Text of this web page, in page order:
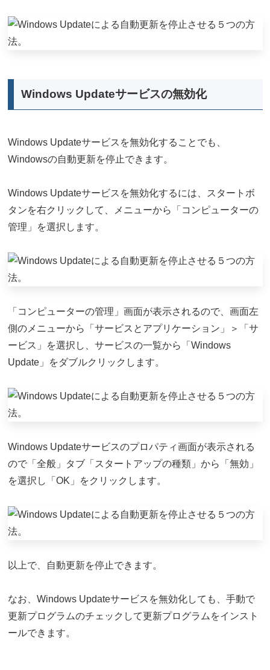
Windows Updateサービスの無効化
Windows Updateサービスを無効化することでも、
Windowsの自動更新を停止できます。
Windows Updateサービスを無効化するには、スタートボ
タンを右クリックして、メニューから「コンピューターの
管理」を選択します。
「コンピューターの管理」画面が表示されるので、画面左
側のメニューから「サービスとアプリケーション」＞「サ
ービス」を選択し、サービスの一覧から「Windows
Update」をダブルクリックします。
Windows Updateサービスのプロパティ画面が表示される
ので「全般」タブ「スタートアップの種類」から「無効」
を選択し「OK」をクリックします。
以上で、自動更新を停止できます。
なお、Windows Updateサービスを無効化しても、手動で
更新プログラムのチェックして更新プログラムをインスト
ールできます。